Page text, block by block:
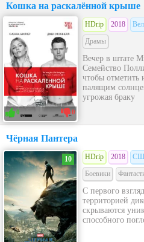
Кошка на раскалённой крыше
0 0
HDrip 2018
Драмы
Вечер в штате
Семейство
чтобы
палящим
угрожая браку
Чёрная Пантера
10 HDrip 2018
Боевики
С первого
территорией
скрываются
способного